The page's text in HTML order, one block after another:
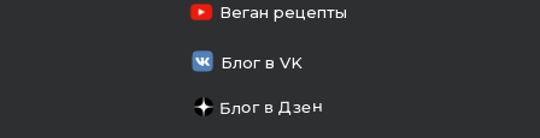
Блог в VK
Веган рецепты
Блог в Дзен